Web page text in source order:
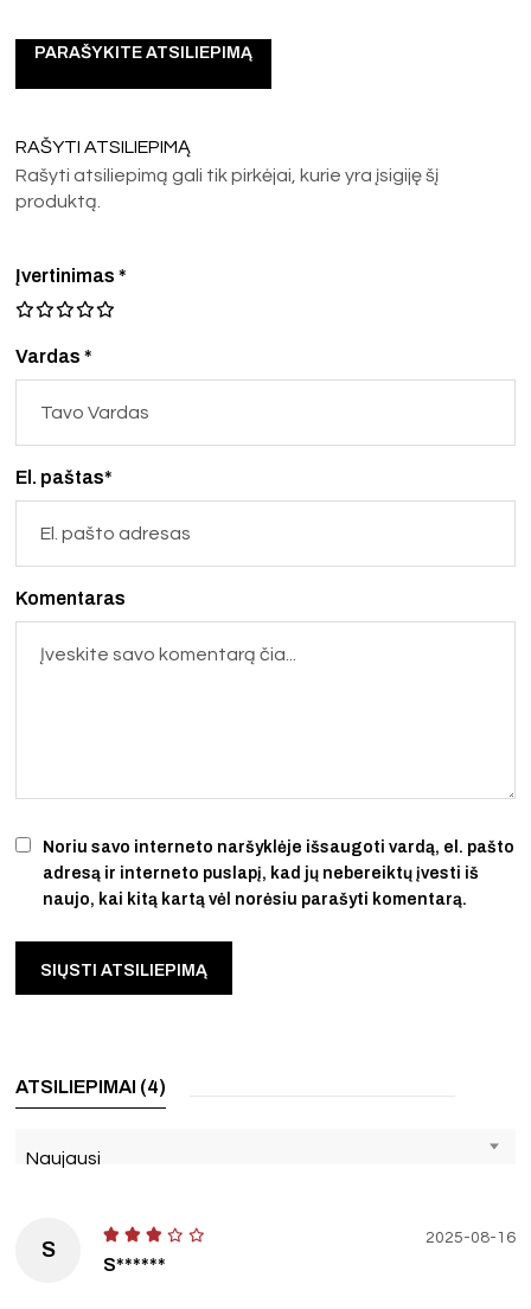
PARAŠYKITE ATSILIEPIMĄ
RAŠYTI ATSILIEPIMĄ
Rašyti atsiliepimą gali tik pirkėjai, kurie yra įsigiję šį
produktą.
Vardas *
El. paštas*
Noriu savo interneto naršyklėje išsaugoti vardą, el. pašto
adresą ir interneto puslapį, kad jų nebereiktų įvesti iš
naujo, kai kitą kartą vėl norėsiu parašyti komentarą.
Įvertinimas*
Komentaras
ATSILIEPIMAI (4)
Naujausi
S
S******
2025-08-16